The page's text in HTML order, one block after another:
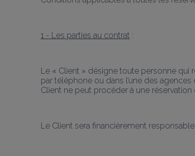
1 - Les parties au contrat :
Le « Client » désigne toute personne qui
par téléphone ou dans l’une des
Client ne peut procéder à une
Le Client sera financièrement